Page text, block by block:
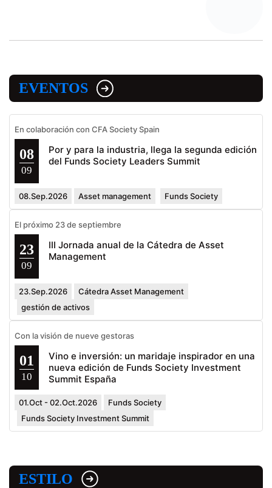
EVENTOS
En colaboración con CFA Society Spain
08
09
Por y para la industria, llega la segunda edición
del Funds Society Leaders Summit
08.Sep.2026 Asset management Funds Society
El próximo 23 de septiembre
23
09
III Jornada anual de la Cátedra de Asset
Management
23.Sep.2026
Cátedra Asset Management
gestión de activos
Con la visión de nueve gestoras
01
10
Vino e inversión: un maridaje inspirador en una
nueva edición de Funds Society Investment
Summit España
01.Oct - 02.Oct.2026
Funds Society
Funds Society Investment Summit
ESTILO